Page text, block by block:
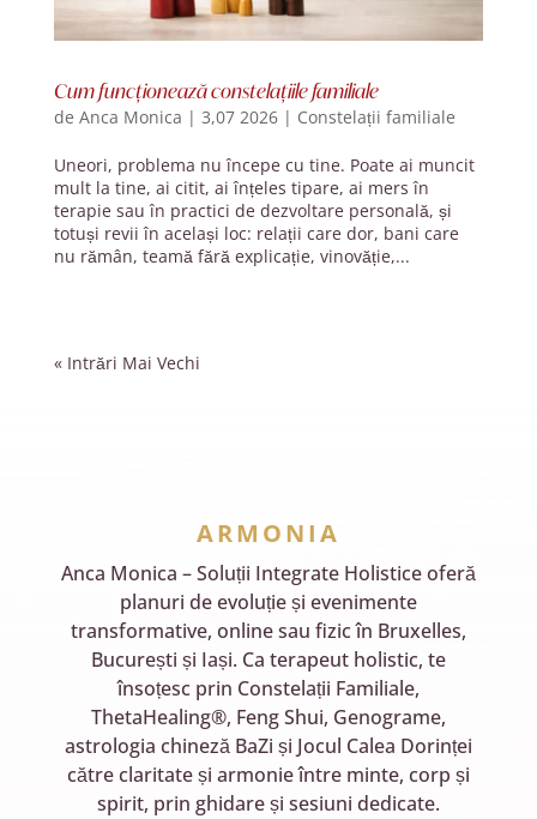
Cum funcționează constelațiile familiale
de Anca Monica | 3,07 2026| Constelații familiale
Uneori, problema nu începe cu tine. Poate ai muncit
mult la tine, ai citit, ai înțeles tipare, ai mers în
terapie sau în practici de dezvoltare personală, și
totuși revii în același loc: relații care dor, bani care
nu rămân, teamă fără explicație, vinovăție,...
« Intrări Mai Vechi
ARMONIA
Anca Monica – Soluții Integrate Holistice oferă
planuri de evoluție și evenimente
transformative, online sau fizic în Bruxelles,
București și Iași. Ca terapeut holistic, te
însoțesc prin Constelații Familiale,
ThetaHealing®, Feng Shui, Genograme,
astrologia chineză BaZi și Jocul Calea Dorinței
către claritate și armonie între minte, corp și
spirit, prin ghidare și sesiuni dedicate.